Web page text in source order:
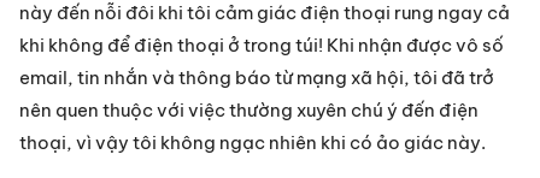
này đến nỗi đôi khi tôi cảm giác điện thoại rung ngay cả
khi không để điện thoại ở trong túi! Khi nhận được vô số
email, tin nhắn và thông báo từ mạng xã hội, tôi đã trở
nên quen thuộc với việc thường xuyên chú ý đến điện
thoại, vì vậy tôi không ngạc nhiên khi có ảo giác này.